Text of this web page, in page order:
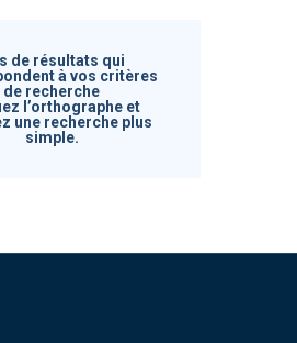
de résultats qui
à vos critères
de recherche
l’orthographe et
une recherche plus
simple.